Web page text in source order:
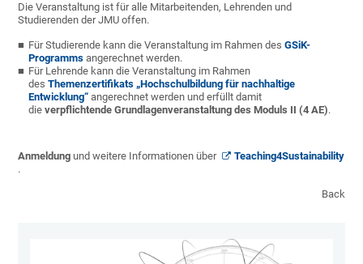
Die Veranstaltung ist für alle Mitarbeitenden, Lehrenden und
Studierenden der JMU offen.
Für Studierende kann die Veranstaltung im Rahmen desGSiK-
Programms angerechnet werden.
Für Lehrende kann die Veranstaltung im Rahmen
des Themenzertifikats „Hochschulbildung für nachhaltige
Entwicklung“ angerechnet werden und erfüllt damit
dieverpflichtende Grundlagenveranstaltung des Moduls II (4 AE).
Anmeldung und weitere Informationen über
Teaching4Sustainability
.
Back